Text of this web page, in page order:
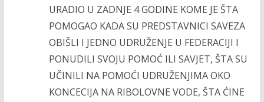
URADIO U ZADNJE 4 GODINE KOME JE ŠTA
POMOGAO KADA SU PREDSTAVNICI SAVEZA
OBIŠLI I JEDNO UDRUŽENJE U FEDERACIJI I
PONUDILI SVOJU POMOĆ ILI SAVJET, ŠTA SU
UČINILI NA POMOĆI UDRUŽENJIMA OKO
KONCECIJA NA RIBOLOVNE VODE, ŠTA ĆINE